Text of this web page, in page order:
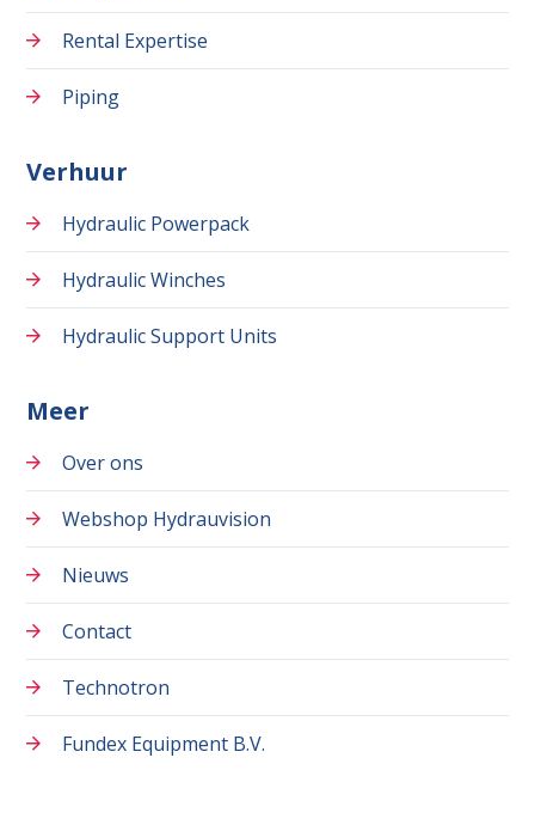
Rental Expertise
Piping
Verhuur
Hydraulic Powerpack
Hydraulic Winches
Hydraulic Support Units
Meer
Over ons
Webshop Hydrauvision
Nieuws
Contact
Technotron
Fundex Equipment B.V.